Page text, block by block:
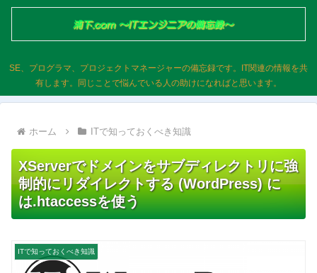
SE、プログラマ、プロジェクトマネージャーの備忘録です。IT関連の情報を共
有します。同じことで悩んでいる人の助けになればと思います。
ホーム ITで知っておくべき知識
XServerでドメインをサブディレクトリに強
制的にリダイレクトする (WordPress) に
は.htaccessを使う
ITで知っておくべき知識